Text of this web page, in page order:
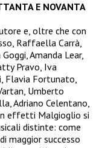
E NOVANTA
e, oltre che con
Raffaella Carrà,
Amanda Lear,
Pravo, Iva
Flavia Fortunato,
Umberto
Adriano Celentano,
in effetti Malgioglio si
distinte: come
maggior successo